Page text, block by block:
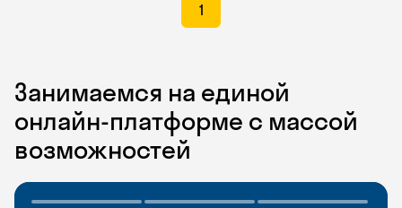
1
Занимаемся на единой
онлайн-платформе с массой
возможностей